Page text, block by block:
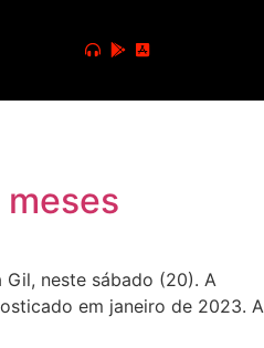
neste sábado (20). A
em janeiro de 2023. A